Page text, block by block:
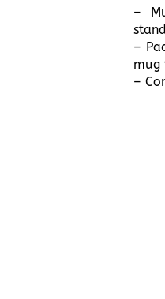
–
–
mug
–